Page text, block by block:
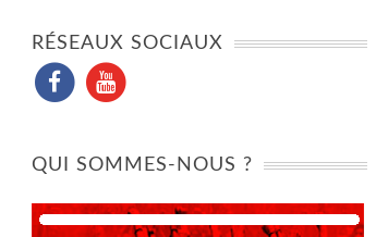
RÉSEAUX SOCIAUX
QUI SOMMES-NOUS ?